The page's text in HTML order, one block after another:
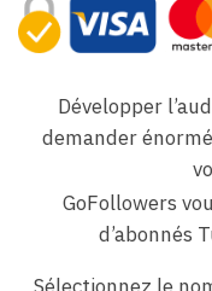
Développer
demander
GoFollowers
d’abonnés